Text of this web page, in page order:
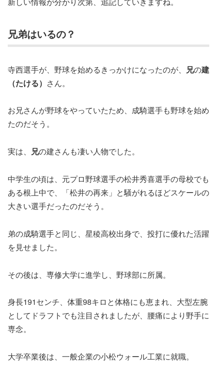
兄弟はいるの？
寺西選手が、野球を始めるきっかけになったのが、 兄の建
（たける） さん。
お兄さんが野球をやっていたため、成騎選手も野球を始め
たのだそう。
実は、 兄の建さんも凄い人物でした。
中学生の頃は、元プロ野球選手の松井秀喜選手の母校でも
ある根上中で、「松井の再来」と騒がれるほどスケールの
大きい選手だったのだそう。
弟の成騎選手と同じ、星稜高校出身で、投打に優れた活躍
を見せました。
その後は、専修大学に進学し、野球部に所属。
身長191センチ、体重98キロと体格にも恵まれ、大型左腕
としてドラフトでも注目されましたが、腰痛により野手に
専念。
大学卒業後は、一般企業の小松ウォール工業に就職。